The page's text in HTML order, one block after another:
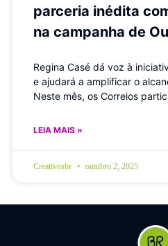
parceria inédita
na campanha de
Regina Casé dá voz à
e ajudará a amplificar o
Neste mês, os Correios
LEIA MAIS »
Creativosbr outubro 2, 2025